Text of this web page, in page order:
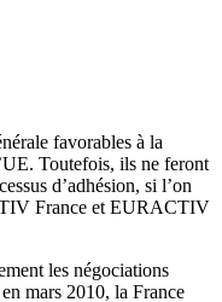
favorables à la
Toutefois, ils ne feront
d’adhésion, si l’on
France et EURACTIV
les négociations
mars 2010, la France